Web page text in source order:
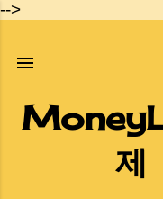
-->
기본
제